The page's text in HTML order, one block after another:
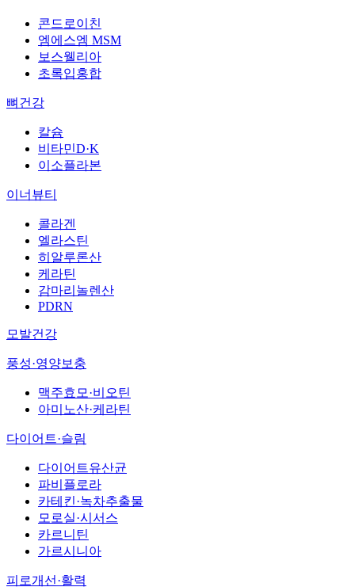
콘드로이친
엠에스엠 MSM
보스웰리아
초록입홍합
뼈건강
칼슘
비타민D·K
이소플라본
이너뷰티
콜라겐
엘라스틴
히알루론산
케라틴
감마리놀렌산
PDRN
모발건강
풍성·영양보충
맥주효모·비오틴
아미노산·케라틴
다이어트·슬림
다이어트유산균
파비플로라
카테킨·녹차추출물
모로실·시서스
카르니틴
가르시니아
피로개선·활력